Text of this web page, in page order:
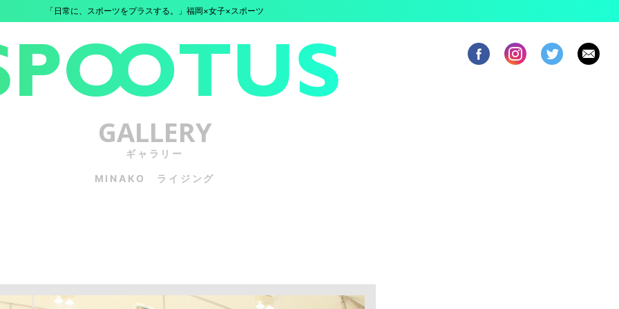
「日常に、スポーツをプラスする。」福岡×女子×スポーツ
GALLERY
ギャラリー
MINAKO ライジング